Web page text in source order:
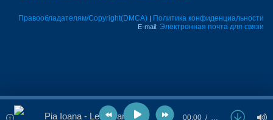
Правообладателям/Copyright(DMCA) | Политика конфиденциальности
E-mail: Электронная почта для связи
Pia Ioana - Legamant 00:00 …